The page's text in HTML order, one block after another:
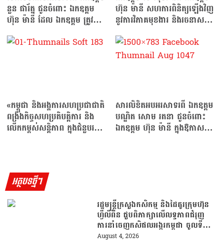
នួន ផារ័ត្ន ជូនចំពោះ ឯកឧត្តម
ហ៊ុន ម៉ានី ដែល ឯកឧត្តម ត្រូវ
បានរដ្ឋសភា…
ហ៊ុន ម៉ានី សហការពិនិត្យឡើងវិញ
នូវការវិភាគមុខងារ និងរចនាសម្ព័ន្ធ
ក្រសួងមហាផ្ទៃ
«កម្ពុជា និងអង្គការសហប្រជាជាតិ
ពង្រឹងកិច្ចសហប្រតិបត្តិការ និង
លើកកម្ពស់សន្តិភាព ក្នុងជំនួបរវាង
សារលិខិតអបអរសាទរពី ឯកឧត្តម
បណ្ឌិត សោម រតនា ជូនចំពោះ
ឯកឧត្តម ហ៊ុន ម៉ានី ក្នុងឱកាស
អត្ថបទថ្មីៗ
រដ្ឋមន្រ្តីក្រសួងកសិកម្ម និងដៃគូរក្រុមហ៊ុន
ហ្វីលីពីន ជួបពិភាក្សាលើលទ្ធភាពជំរុញ
ការនាំចេញកសិផលអង្ករកម្ពុជា ចូលទី
ផ្សារហ្វីលីពីន
August 4, 2026